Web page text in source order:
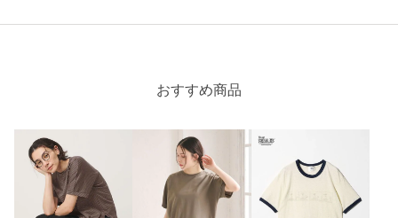
身長：169cm
普段の着用サイズ：
4人が参考になったと回答
おすすめ商品